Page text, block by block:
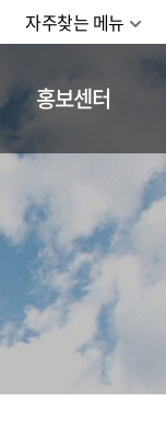
자주찾는 메뉴
홍보센터